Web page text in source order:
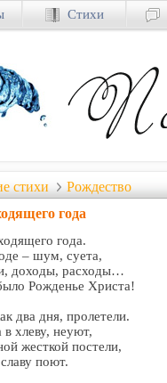
стихи Рождество
года
года.
– шум, суета,
доходы, расходы…
Рожденье Христа!
два дня, пролетели.
хлеву, неуют,
жесткой постели,
поют.
Стихи